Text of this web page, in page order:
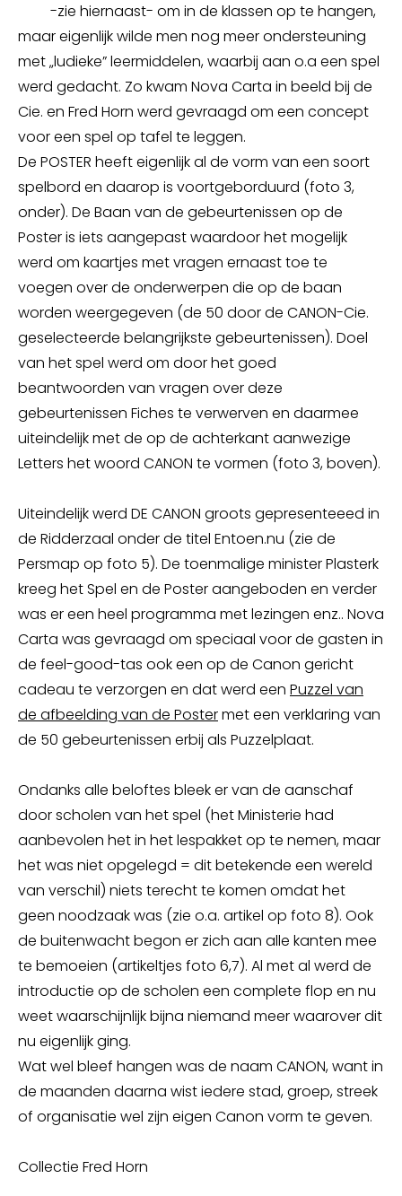
-zie hiernaast- om in de klassen op te hangen,
maar eigenlijk wilde men nog meer ondersteuning
met „ludieke” leermiddelen, waarbij aan o.a een spel
werd gedacht. Zo kwam Nova Carta in beeld bij de
Cie. en Fred Horn werd gevraagd om een concept
voor een spel op tafel te leggen.
De POSTER heeft eigenlijk al de vorm van een soort
spelbord en daarop is voortgeborduurd (foto 3,
onder). De Baan van de gebeurtenissen op de
Poster is iets aangepast waardoor het mogelijk
werd om kaartjes met vragen ernaast toe te
voegen over de onderwerpen die op de baan
worden weergegeven (de 50 door de CANON-Cie.
geselecteerde belangrijkste gebeurtenissen). Doel
van het spel werd om door het goed
beantwoorden van vragen over deze
gebeurtenissen Fiches te verwerven en daarmee
uiteindelijk met de op de achterkant aanwezige
Letters het woord CANON te vormen (foto 3, boven).
Uiteindelijk werd DE CANON groots gepresenteeed in
de Ridderzaal onder de titel Entoen.nu (zie de
Persmap op foto 5). De toenmalige minister Plasterk
kreeg het Spel en de Poster aangeboden en verder
was er een heel programma met lezingen enz.. Nova
Carta was gevraagd om speciaal voor de gasten in
de feel-good-tas ook een op de Canon gericht
cadeau te verzorgen en dat werd een Puzzel van
de afbeelding van de Postermet een verklaring van
de 50 gebeurtenissen erbij als Puzzelplaat.
Ondanks alle beloftes bleek er van de aanschaf
door scholen van het spel (het Ministerie had
aanbevolen het in het lespakket op te nemen, maar
het was niet opgelegd = dit betekende een wereld
van verschil) niets terecht te komen omdat het
geen noodzaak was (zie o.a. artikel op foto 8). Ook
de buitenwacht begon er zich aan alle kanten mee
te bemoeien (artikeltjes foto 6,7). Al met al werd de
introductie op de scholen een complete flop en nu
weet waarschijnlijk bijna niemand meer waarover dit
nu eigenlijk ging.
Wat wel bleef hangen was de naam CANON, want in
de maanden daarna wist iedere stad, groep, streek
of organisatie wel zijn eigen Canon vorm te geven.
Collectie Fred Horn